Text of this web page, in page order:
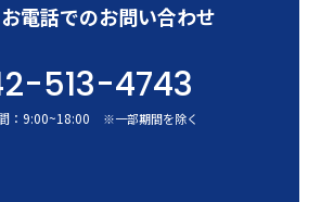
お電話でのお問い合わせ
513-4743
： 9:00~18:00 ※一部期間を除く